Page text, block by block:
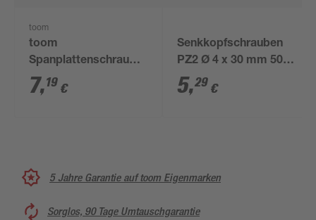
toom
toom
Spanplattenschrauben
'Basic' Ø 4,5 x 30 mm
50 Stück
7,19 €
Senkkopfschrauben
PZ2 Ø 4 x 30 mm 50
Stück
5,29 €
5 Jahre Garantie auf toom Eigenmarken
Sorglos, 90 Tage Umtauschgarantie